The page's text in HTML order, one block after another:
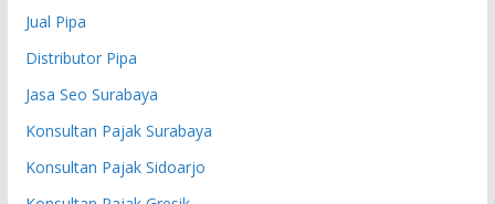
Jual Pipa
Distributor Pipa
Jasa Seo Surabaya
Konsultan Pajak Surabaya
Konsultan Pajak Sidoarjo